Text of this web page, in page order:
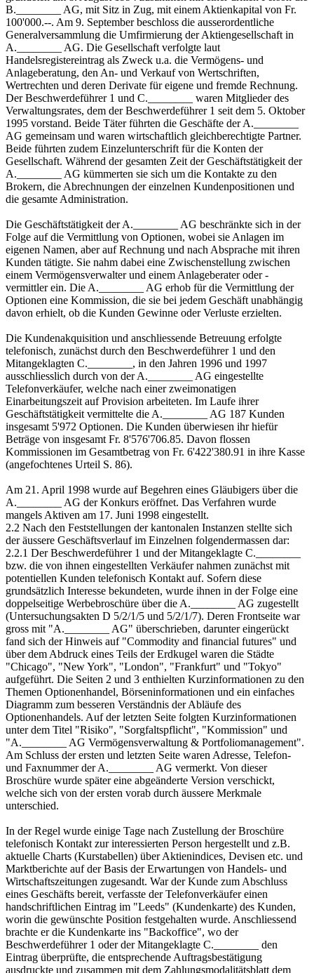
B.________ AG, mit Sitz in Zug, mit einem Aktienkapital von Fr.
100'000.--. Am 9. September beschloss die ausserordentliche
Generalversammlung die Umfirmierung der Aktiengesellschaft in
A.________ AG. Die Gesellschaft verfolgte laut
Handelsregistereintrag als Zweck u.a. die Vermögens- und
Anlageberatung, den An- und Verkauf von Wertschriften,
Wertrechten und deren Derivate für eigene und fremde Rechnung.
Der Beschwerdeführer 1 und C.________ waren Mitglieder des
Verwaltungsrates, dem der Beschwerdeführer 1 seit dem 5. Oktober
1995 vorstand. Beide Täter führten die Geschäfte der A.________
AG gemeinsam und waren wirtschaftlich gleichberechtigte Partner.
Beide führten zudem Einzelunterschrift für die Konten der
Gesellschaft. Während der gesamten Zeit der Geschäftstätigkeit der
A.________ AG kümmerten sie sich um die Kontakte zu den
Brokern, die Abrechnungen der einzelnen Kundenpositionen und
die gesamte Administration.
Die Geschäftstätigkeit der A.________ AG beschränkte sich in der
Folge auf die Vermittlung von Optionen, wobei sie Anlagen im
eigenen Namen, aber auf Rechnung und nach Absprache mit ihren
Kunden tätigte. Sie nahm dabei eine Zwischenstellung zwischen
einem Vermögensverwalter und einem Anlageberater oder -
vermittler ein. Die A.________ AG erhob für die Vermittlung der
Optionen eine Kommission, die sie bei jedem Geschäft unabhängig
davon erhielt, ob die Kunden Gewinne oder Verluste erzielten.
Die Kundenakquisition und anschliessende Betreuung erfolgte
telefonisch, zunächst durch den Beschwerdeführer 1 und den
Mitangeklagten C.________, in den Jahren 1996 und 1997
ausschliesslich durch von der A.________ AG eingestellte
Telefonverkäufer, welche nach einer zweimonatigen
Einarbeitungszeit auf Provision arbeiteten. Im Laufe ihrer
Geschäftstätigkeit vermittelte die A.________ AG 187 Kunden
insgesamt 5'972 Optionen. Die Kunden überwiesen ihr hiefür
Beträge von insgesamt Fr. 8'576'706.85. Davon flossen
Kommissionen im Gesamtbetrag von Fr. 6'422'380.91 in ihre Kasse
(angefochtenes Urteil S. 86).
Am 21. April 1998 wurde auf Begehren eines Gläubigers über die
A.________ AG der Konkurs eröffnet. Das Verfahren wurde
mangels Aktiven am 17. Juni 1998 eingestellt.
2.2 Nach den Feststellungen der kantonalen Instanzen stellte sich
der äussere Geschäftsverlauf im Einzelnen folgendermassen dar:
2.2.1 Der Beschwerdeführer 1 und der Mitangeklagte C.________
bzw. die von ihnen eingestellten Verkäufer nahmen zunächst mit
potentiellen Kunden telefonisch Kontakt auf. Sofern diese
grundsätzlich Interesse bekundeten, wurde ihnen in der Folge eine
doppelseitige Werbebroschüre über die A.________ AG zugestellt
(Untersuchungsakten D 5/2/1/5 und 5/2/1/7). Deren Frontseite war
gross mit "A.________ AG" überschrieben, darunter eingerückt
fand sich der Hinweis auf "Commodity and financial futures" und
über dem Abdruck eines Teils der Erdkugel waren die Städte
"Chicago", "New York", "London", "Frankfurt" und "Tokyo"
aufgeführt. Die Seiten 2 und 3 enthielten Kurzinformationen zu den
Themen Optionenhandel, Börseninformationen und ein einfaches
Diagramm zum besseren Verständnis der Abläufe des
Optionenhandels. Auf der letzten Seite folgten Kurzinformationen
unter dem Titel "Risiko", "Sorgfaltspflicht", "Kommission" und
"A.________ AG Vermögensverwaltung & Portfoliomanagement".
Am Schluss der ersten und letzten Seite waren Adresse, Telefon-
und Faxnummer der A.________ AG vermerkt. Von dieser
Broschüre wurde später eine abgeänderte Version verschickt,
welche sich von der ersten vorab durch äussere Merkmale
unterschied.
In der Regel wurde einige Tage nach Zustellung der Broschüre
telefonisch Kontakt zur interessierten Person hergestellt und z.B.
aktuelle Charts (Kurstabellen) über Aktienindices, Devisen etc. und
Marktberichte auf der Basis der Erwartungen von Handels- und
Wirtschaftszeitungen zugesandt. War der Kunde zum Abschluss
eines Geschäfts bereit, verfasste der Telefonverkäufer einen
handschriftlichen Eintrag im "Leeds" (Kundenkarte) des Kunden,
worin die gewünschte Position festgehalten wurde. Anschliessend
brachte er die Kundenkarte ins "Backoffice", wo der
Beschwerdeführer 1 oder der Mitangeklagte C.________ den
Eintrag überprüfte, die entsprechende Auftragsbestätigung
ausdruckte und zusammen mit dem Zahlungsmodalitätsblatt dem